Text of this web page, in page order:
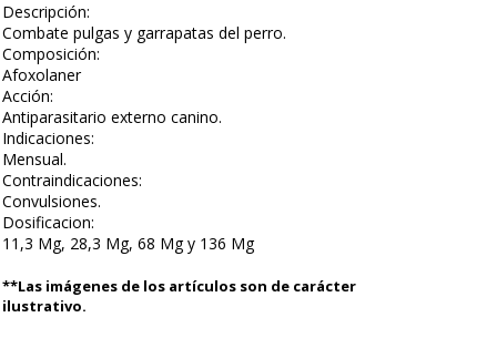
Descripción:
Combate pulgas y garrapatas del perro.
Composición:
Afoxolaner
Acción:
Antiparasitario externo canino.
Indicaciones:
Mensual.
Contraindicaciones:
Convulsiones.
Dosificacion:
11,3 Mg, 28,3 Mg, 68 Mg y 136 Mg
**Las imágenes de los artículos son de carácter
ilustrativo.